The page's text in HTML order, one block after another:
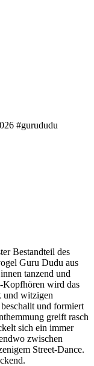
#gurududu
Bestandteil des
Guru Dudu aus
tanzend und
Kopfhören wird das
und witzigen
und formiert
greift rasch
sich ein immer
zwischen
Street-Dance.